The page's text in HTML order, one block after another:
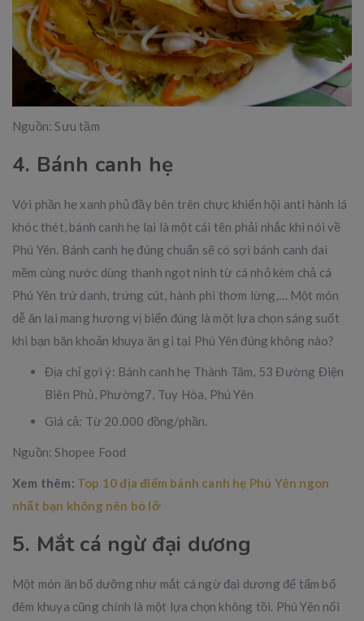
Nguồn: Sưu tầm
4. Bánh canh hẹ
Với phần hẹ xanh phủ đầy bên trên chực khiến hội anti hành lá
khóc thét, bánh canh hẹ lại là một cái tên phải nhắc khi nói về
Phú Yên. Bánh canh hẹ đúng chuẩn sẽ có sợi bánh canh dai
mềm cùng nước dùng thanh ngọt ninh từ cá nhỏ kèm chả cá
Phú Yên trứ danh, trứng cút, hành phi thơm lừng,… Một món
dễ ăn lại mang hương vị biển đúng là một lựa chọn sáng suốt
khi bạn băn khoản khuya ăn gì tại Phú Yên đúng không nào?
Địa chỉ gợi ý: Bánh canh hẹ Thành Tâm, 53 Đường Điện
Biên Phủ, Phường7, Tuy Hòa, Phú Yên
Giá cả: Từ 20.000 đồng/phần.
Nguồn: Shopee Food
Xem thêm: Top 10 địa điểm bánh canh hẹ Phú Yên ngon
nhất bạn không nên bỏ lỡ
5. Mắt cá ngừ đại dương
Một món ăn bổ dưỡng như mắt cá ngừ đại dương để tẩm bổ
đêm khuya cũng chính là một lựa chọn không tồi. Phú Yên nổi